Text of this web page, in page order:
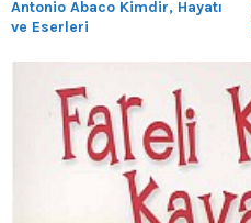
Antonio Abaco Kimdir, Hayatı
ve Eserleri